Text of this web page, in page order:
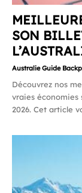
SON
Australie Guide
Découvrez nos
vraies
2026. Cet article